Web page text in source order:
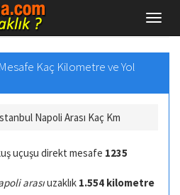
Kaç Kilometre ve Yol
Napoli Arası Kaç Km
uçuşu direkt mesafe 1235
arasıuzaklık 1.554 kilometre